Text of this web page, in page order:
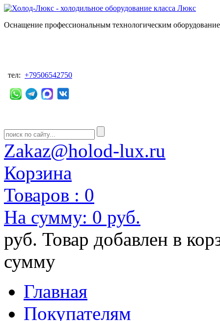
Оснащение профессиональным технологическим
тел: +79506542750
Zakaz@holod-lux.ru
Корзина
Товаров : 0
На сумму: 0 руб.
руб. Товар добавлен в
сумму
Главная
Покупателям